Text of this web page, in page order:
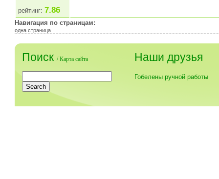
рейтинг: 7.86
Навигация по страницам:
одна страница
Поиск /Карта сайта Наши друзья
Гобелены ручной работы